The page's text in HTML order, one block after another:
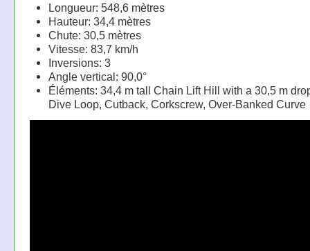
Longueur: 548,6 mètres
Hauteur: 34,4 mètres
Chute: 30,5 mètres
Vitesse: 83,7 km/h
Inversions: 3
Angle vertical: 90,0°
Éléments: 34,4 m tall Chain Lift Hill with a 30,5 m
Dive Loop, Cutback, Corkscrew, Over-Banked Curve